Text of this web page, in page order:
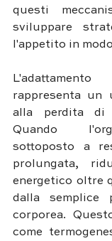
questi
sviluppare
l'appetito in
rappresenta un
alla perdita di
Quando
sottoposto a
prolungata,
energetico oltre
dalla semplice
corporea.
come